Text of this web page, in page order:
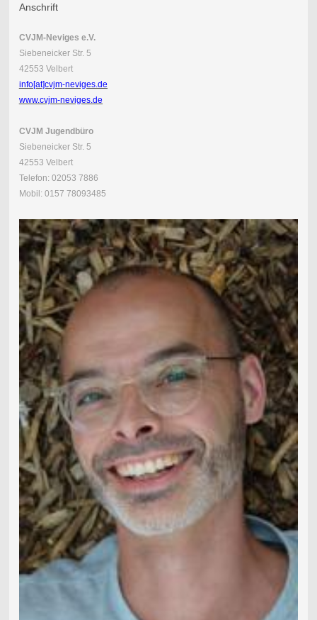
Anschrift
CVJM-Neviges e.V.
Siebeneicker Str. 5
42553 Velbert
info[at]cvjm-neviges.de
www.cvjm-neviges.de
CVJM Jugendbüro
Siebeneicker Str. 5
42553 Velbert
Telefon: 02053 7886
Mobil: 0157 78093485